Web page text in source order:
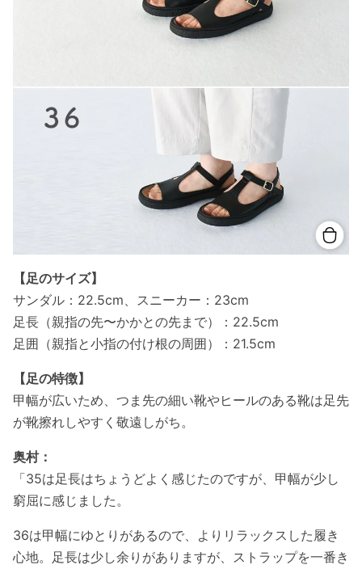
【足のサイズ】
サンダル：22.5cm、スニーカー：23cm
足長（親指の先〜かかとの先まで）：22.5cm
足囲（親指と小指の付け根の周囲）：21.5cm
【足の特徴】
甲幅が広いため、つま先の細い靴やヒールのある靴は足先
が靴擦れしやすく敬遠しがち。
奥村：
「35は足長はちょうどよく感じたのですが、甲幅が少し
窮屈に感じました。
36は甲幅にゆとりがあるので、よりリラックスした履き
心地。足長は少し余りがありますが、ストラップを一番き